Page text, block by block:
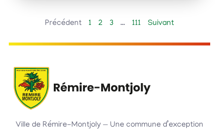
Précédent 1 2 3 … 111 Suivant
Ville de Rémire-Montjoly — Une commune d’exception